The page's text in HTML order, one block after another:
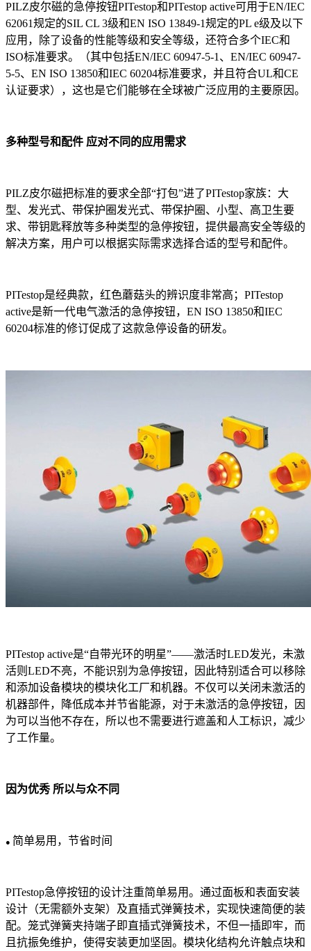
PILZ皮尔磁的急停按钮PITestop和PITestop active可用于EN/IEC
62061规定的SIL CL 3级和EN ISO 13849-1规定的PL e级及以下
应用，除了设备的性能等级和安全等级，还符合多个IEC和
ISO标准要求。（其中包括EN/IEC 60947-5-1、EN/IEC 60947-
5-5、EN ISO 13850和IEC 60204标准要求，并且符合UL和CE
认证要求），这也是它们能够在全球被广泛应用的主要原因。
多种型号和配件 应对不同的应用需求
PILZ皮尔磁把标准的要求全部“打包”进了PITestop家族：大
型、发光式、带保护圈发光式、带保护圈、小型、高卫生要
求、带钥匙释放等多种类型的急停按钮，提供最高安全等级的
解决方案，用户可以根据实际需求选择合适的型号和配件。
PITestop是经典款，红色蘑菇头的辨识度非常高；PITestop
active是新一代电气激活的急停按钮，EN ISO 13850和IEC
60204标准的修订促成了这款急停设备的研发。
PITestop active是“自带光环的明星”——激活时LED发光，未激
活则LED不亮，不能识别为急停按钮，因此特别适合可以移除
和添加设备模块的模块化工厂和机器。不仅可以关闭未激活的
机器部件，降低成本并节省能源，对于未激活的急停按钮，因
为可以当他不存在，所以也不需要进行遮盖和人工标识，减少
了工作量。
因为优秀 所以与众不同
● 简单易用，节省时间
PITestop急停按钮的设计注重简单易用。通过面板和表面安装
设计（无需额外支架）及直插式弹簧技术，实现快速简便的装
配。笼式弹簧夹持端子即直插式弹簧技术，不但一插即牢，而
且抗振免维护，使得安装更加坚固。模块化结构允许触点块和